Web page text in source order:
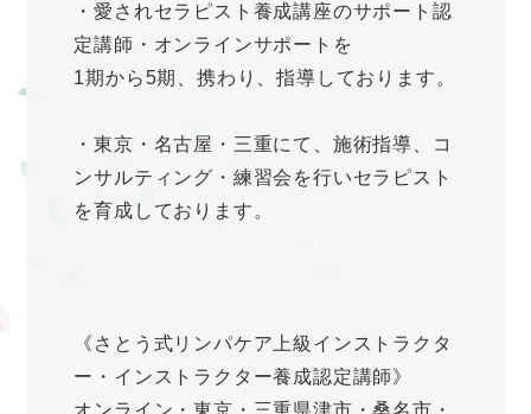
・愛されセラピスト養成講座のサポート認
定講師・オンラインサポートを
1期から5期、携わり、指導しております。
・東京・名古屋・三重にて、施術指導、コ
ンサルティング・練習会を行いセラピスト
を育成しております。
《さとう式リンパケア上級インストラクタ
ー・インストラクター養成認定講師》